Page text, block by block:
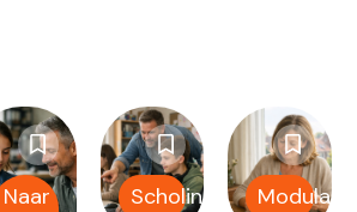
Naar
Scholing Modulair